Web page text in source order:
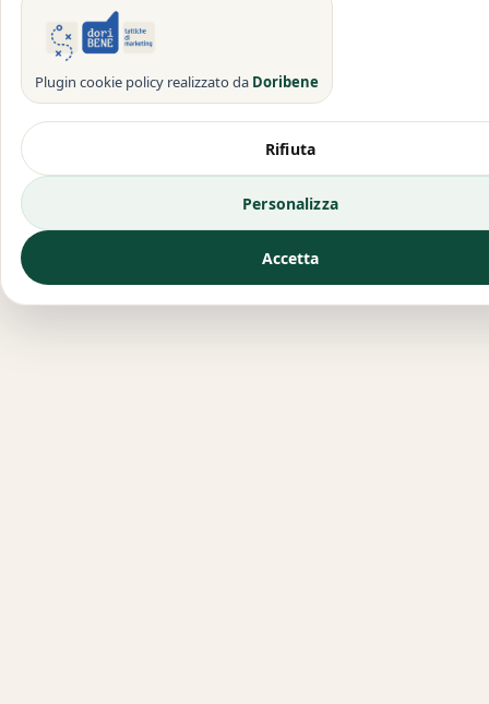
Plugin cookie policy realizzato da Doribene
Rifiuta
Personalizza
Accetta